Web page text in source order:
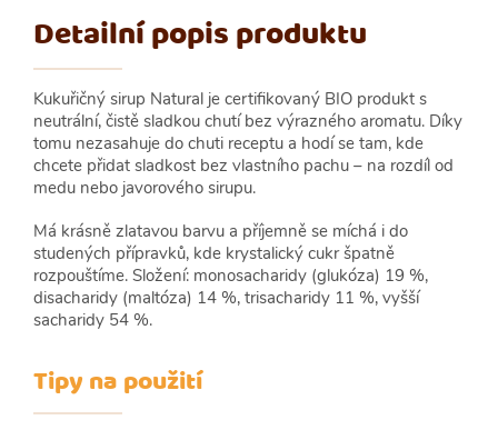
Detailní popis produktu
Kukuřičný sirup Natural je certifikovaný BIO produkt s
neutrální, čistě sladkou chutí bez výrazného aromatu. Díky
tomu nezasahuje do chuti receptu a hodí se tam, kde
chcete přidat sladkost bez vlastního pachu – na rozdíl od
medu nebo javorového sirupu.
Má krásně zlatavou barvu a příjemně se míchá i do
studených přípravků, kde krystalický cukr špatně
rozpouštíme. Složení: monosacharidy (glukóza) 19 %,
disacharidy (maltóza) 14 %, trisacharidy 11 %, vyšší
sacharidy 54 %.
Tipy na použití